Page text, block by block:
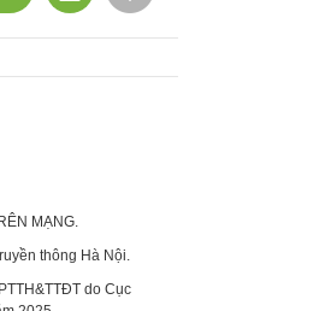
MẠNG.
thông Hà Nội.
do Cục